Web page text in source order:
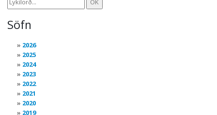
Söfn
2026
2025
2024
2023
2022
2021
2020
2019